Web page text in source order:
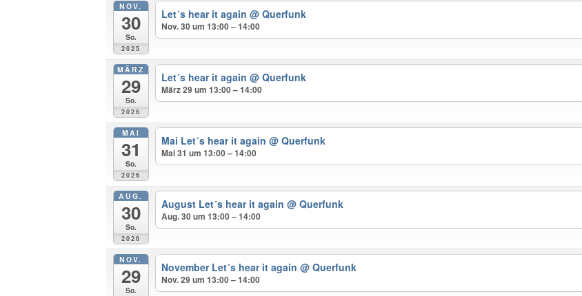
NOV.
30
So.
2025
Let´s hear it again@ Querfunk
Nov. 30 um 13:00 – 14:00
MÄRZ
29
So.
2026
Let´s hear it again@ Querfunk
März 29 um 13:00 – 14:00
MAI
31
So.
2026
Mai Let´s hear it again@ Querfunk
Mai 31 um 13:00 – 14:00
AUG.
30
So.
2026
August Let´s hear it again@ Querfunk
Aug. 30 um 13:00 – 14:00
NOV.
29
So.
November Let´s hear it again@ Querfunk
Nov. 29 um 13:00 – 14:00